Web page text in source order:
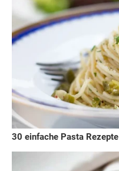
30 einfache Pasta Rezepte